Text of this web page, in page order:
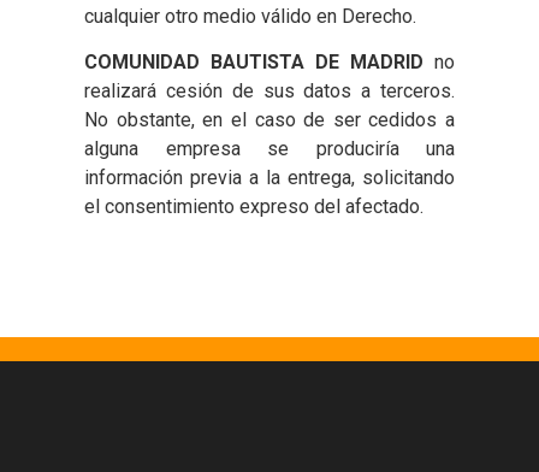
cualquier otro medio válido en Derecho.
COMUNIDAD BAUTISTA DE MADRID no
realizará cesión de sus datos a terceros.
No obstante, en el caso de ser cedidos a
alguna empresa se produciría una
información previa a la entrega, solicitando
el consentimiento expreso del afectado.